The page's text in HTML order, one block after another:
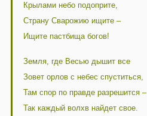
Крылами небо подоприте,
Страну Сварожию ищите –
Ищите пастбища богов!
Земля, где Весью дышит все
Зовет орлов с небес спуститься,
Там спор по правде разрешится –
Так каждый волхв найдет свое.